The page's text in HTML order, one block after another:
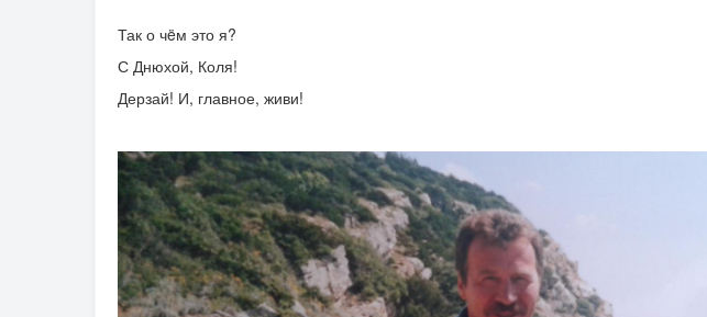
Так о чëм это я?
С Днюхой, Коля!
Дерзай! И, главное, живи!